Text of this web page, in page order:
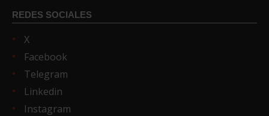
REDES SOCIALES
X
Facebook
Telegram
Linkedin
Instagram